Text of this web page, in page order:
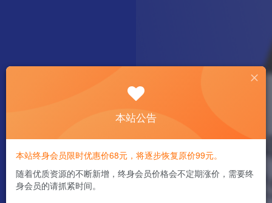
本站公告
本站终身会员限时优惠价68元，将逐步恢复原价99元。
随着优质资源的不断新增，终身会员价格会不定期涨价，需要终
身会员的请抓紧时间。